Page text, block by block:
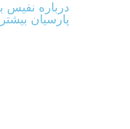
درباره نفیس
پارسیان بیشتر